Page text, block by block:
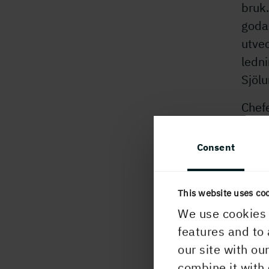
Consent
This website uses
We use
features and to
our site with
För
212